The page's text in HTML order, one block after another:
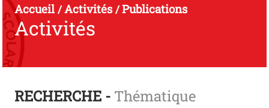
Accueil/Activités/Publications
Activités
RECHERCHE - Thématique